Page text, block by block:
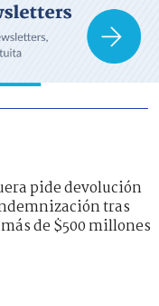
pide devolución
tras
de $500 millones